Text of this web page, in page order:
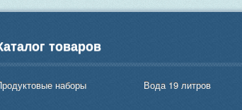
товаров
наборы Вода 19 литров